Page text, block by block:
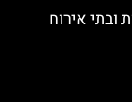
ובתי אירוח